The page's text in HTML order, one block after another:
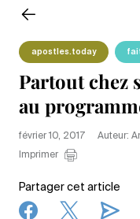
apostles.today
Partout chez
au
février 10, 2017
Auteur:
Imprimer
Partager cet article